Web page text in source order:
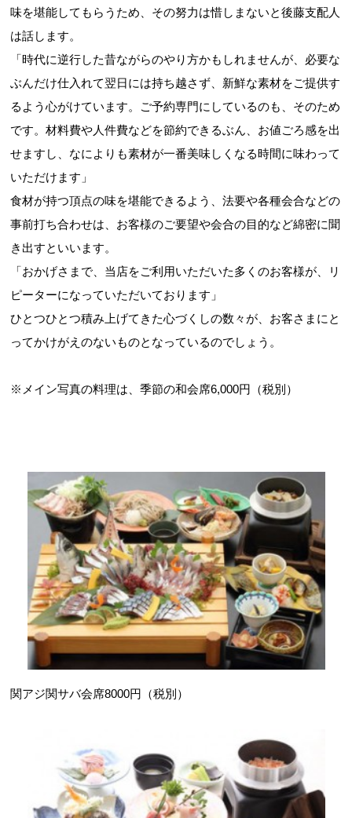
味を堪能してもらうため、その努力は惜しまないと後藤支配人
は話します。
「時代に逆行した昔ながらのやり方かもしれませんが、必要な
ぶんだけ仕入れて翌日には持ち越さず、新鮮な素材をご提供す
るよう心がけています。ご予約専門にしているのも、そのため
です。材料費や人件費などを節約できるぶん、お値ごろ感を出
せますし、なによりも素材が一番美味しくなる時間に味わって
いただけます」
食材が持つ頂点の味を堪能できるよう、法要や各種会合などの
事前打ち合わせは、お客様のご要望や会合の目的など綿密に聞
き出すといいます。
「おかげさまで、当店をご利用いただいた多くのお客様が、リ
ピーターになっていただいております」
ひとつひとつ積み上げてきた心づくしの数々が、お客さまにと
ってかけがえのないものとなっているのでしょう。
※メイン写真の料理は、季節の和会席6,000円（税別）
関アジ関サバ会席8000円（税別）